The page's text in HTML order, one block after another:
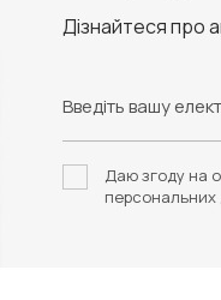
Дізнайтеся про
Даю згоду на